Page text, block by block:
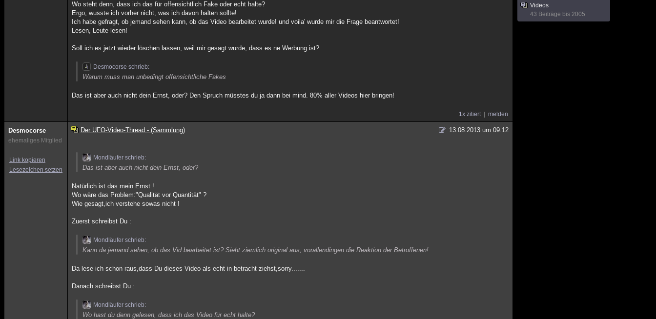
Wo steht denn, dass ich das für offensichtlich Fake oder echt halte?
Ergo, wusste ich vorher nicht, was ich davon halten sollte!
Ich habe gefragt, ob jemand sehen kann, ob das Video bearbeitet wurde! und voila' wurde mir die Frage beantwortet!
Lesen, Leute lesen!
Soll ich es jetzt wieder löschen lassen, weil mir gesagt wurde, dass es ne Werbung ist?
Desmocorse schrieb:
Warum muss man unbedingt offensichtliche Fakes
Das ist aber auch nicht dein Ernst, oder? Den Spruch müsstes du ja dann bei mind. 80% aller Videos hier bringen!
1x zitiert melden
Desmocorse
ehemaliges Mitglied
Link kopieren
Lesezeichen setzen
Der UFO-Video-Thread - (Sammlung) 13.08.2013 um 09:12
Mondläufer schrieb:
Das ist aber auch nicht dein Ernst, oder?
Natürlich ist das mein Ernst !
Wo wäre das Problem:"Qualität vor Quantität" ?
Wie gesagt,ich verstehe sowas nicht !
Zuerst schreibst Du :
Mondläufer schrieb:
Kann da jemand sehen, ob das Vid bearbeitet ist? Sieht ziemlich original aus, vorallendingen die Reaktion der Betroffenen!
Da lese ich schon raus,dass Du dieses Video als echt in betracht ziehst,sorry.......
Danach schreibst Du :
Mondläufer schrieb:
Wo hast du denn gelesen, dass ich das Video für echt halte?
Videos
43 Beiträge bis 2005